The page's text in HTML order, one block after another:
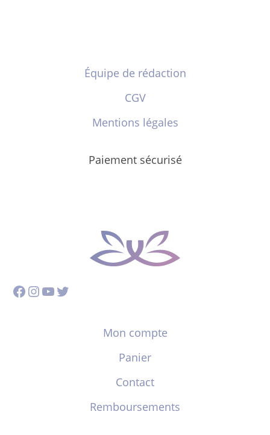
Équipe de rédaction
CGV
Mentions légales
Paiement sécurisé
Facebook
Instagram
YouTube
Twitter
Mon compte
Panier
Contact
Remboursements